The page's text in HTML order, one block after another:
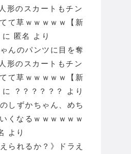
形のスカートもチン
て草ｗｗｗｗｗ【新
に 匿名 より
んのパンツに目を奪
形のスカートもチン
て草ｗｗｗｗｗ【新
に ？？？？？？
より
しずかちゃん、めち
くなるｗｗｗｗｗｗ
より
られるか？》ドラえ